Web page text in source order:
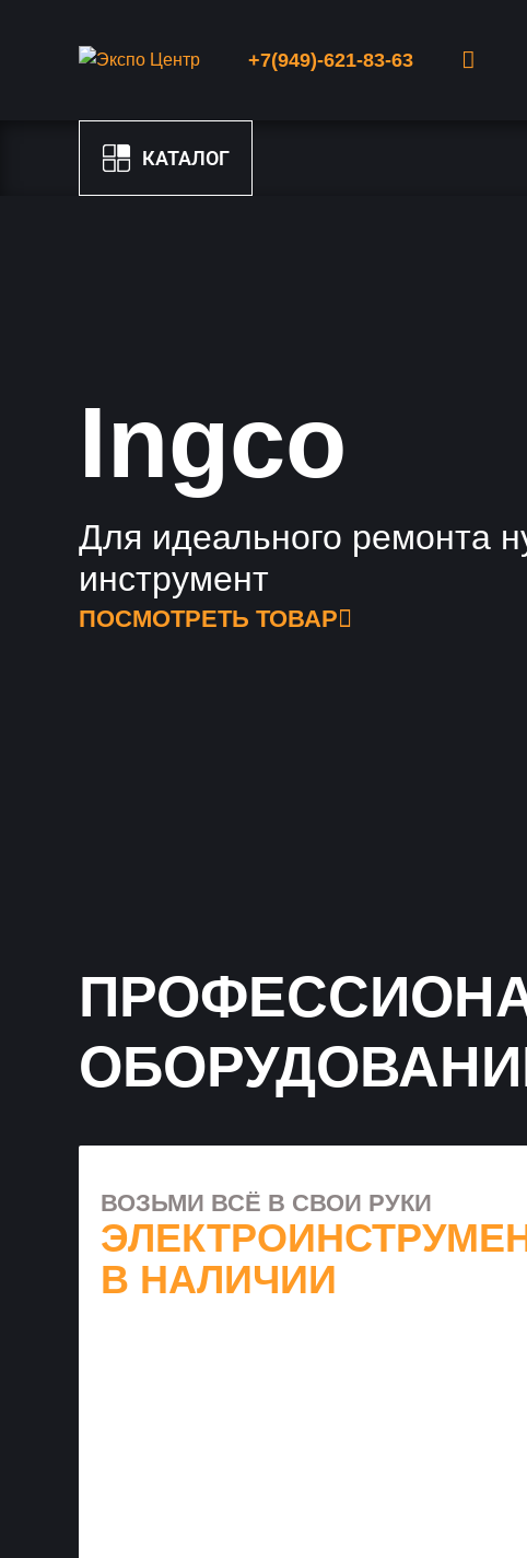
+7(949)-621-83-63
КАТАЛОГ
Ingco
Для идеального ремонта
инструмент
ПОСМОТРЕТЬ ТОВАР
ВОЗЬМИ ВСЁ В СВОИ РУКИ
В НАЛИЧИИ